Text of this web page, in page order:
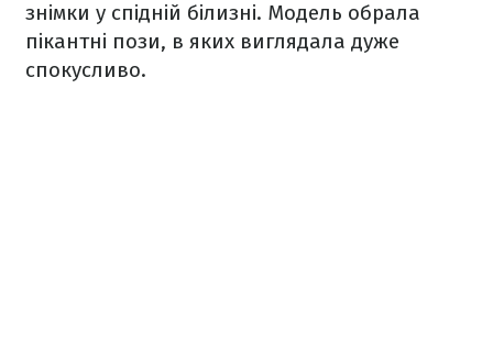
знімки у спідній білизні. Модель обрала
пікантні пози, в яких виглядала дуже
спокусливо.